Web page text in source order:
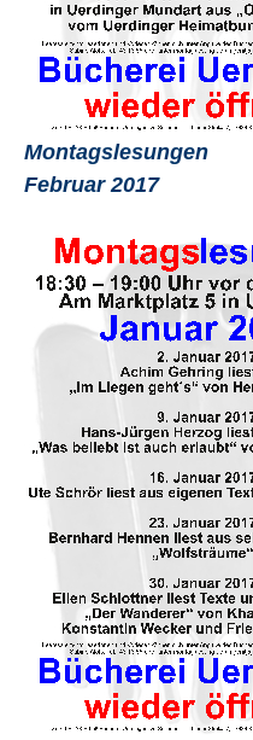
Montagslesungen
Februar 2017